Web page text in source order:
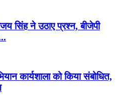
सिंह ने उठाए प्रश्न, बीजेपी
कार्यशाला को किया संबोधित,